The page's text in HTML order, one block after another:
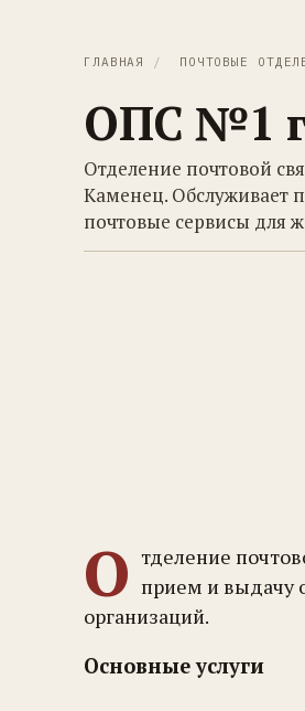
ГЛАВНАЯ / ПОЧТОВЫЕ
ОПС №1
Отделение почтовой
Каменец. Обслуживает
почтовые сервисы для
О тделение
прием и выдачу
организаций.
Основные услуги